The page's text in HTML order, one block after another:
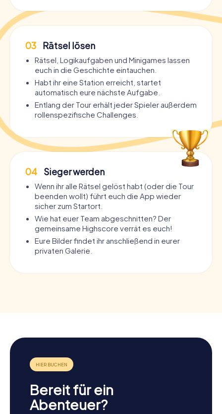
03 Rätsel lösen
Rätsel, Logikaufgaben und Minigames lassen
euch in die Geschichte eintauchen.
Habt ihr eine Station erreicht, startet
automatisch eure nächste Aufgabe.
Entlang der Tour erhält jeder Spieler außerdem
rollenspezifische Challenges.
04 Sieger werden
Wenn ihr alle Rätsel gelöst habt (oder die Tour
beenden wollt) führt euch die App wieder
sicher zum Startort.
Wie hat euer Team abgeschnitten? Der
gemeinsame Highscore verrät es euch!
Eure Bilder findet ihr anschließend in eurer
privaten Galerie.
Bereit für ein
Abenteuer?